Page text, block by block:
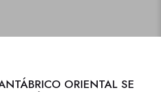
ORIENTAL SE